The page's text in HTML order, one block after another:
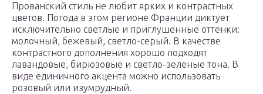
Прованский стиль не любит ярких и контрастных
цветов. Погода в этом регионе Франции диктует
исключительно светлые и приглушенные оттенки:
молочный, бежевый, светло-серый. В качестве
контрастного дополнения хорошо подходят
лавандовые, бирюзовые и светло-зеленые тона. В
виде единичного акцента можно использовать
розовый или изумрудный.